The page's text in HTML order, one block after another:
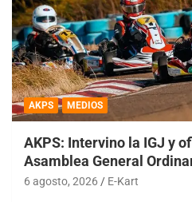
AKPS MEDIOS
AKPS: Intervino la IGJ y
Asamblea General
6 agosto, 2026 E-Kart